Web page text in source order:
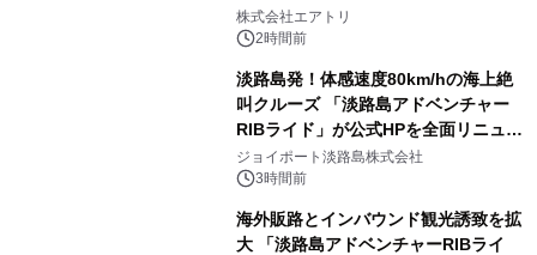
株式会社エアトリ
2時間前
淡路島発！体感速度80km/hの海上絶
叫クルーズ 「淡路島アドベンチャー
RIBライド」が公式HPを全面リニュー
アル！ ～スマホで即予約完了の「スマ
ート設計」へ刷新～
ジョイポート淡路島株式会社
3時間前
海外販路とインバウンド観光誘致を拡
大 「淡路島アドベンチャーRIBライ